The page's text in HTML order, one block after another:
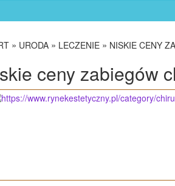
» URODA » LECZENIE » NISKIE CENY
ceny zabiegów